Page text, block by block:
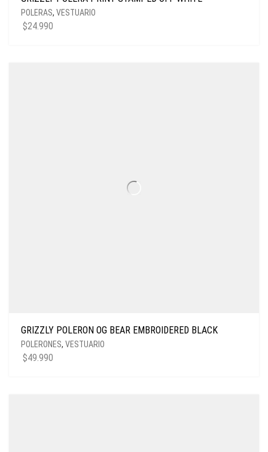
POLERAS, VESTUARIO
$24.990
GRIZZLY POLERON OG BEAR EMBROIDERED BLACK
POLERONES, VESTUARIO
$49.990